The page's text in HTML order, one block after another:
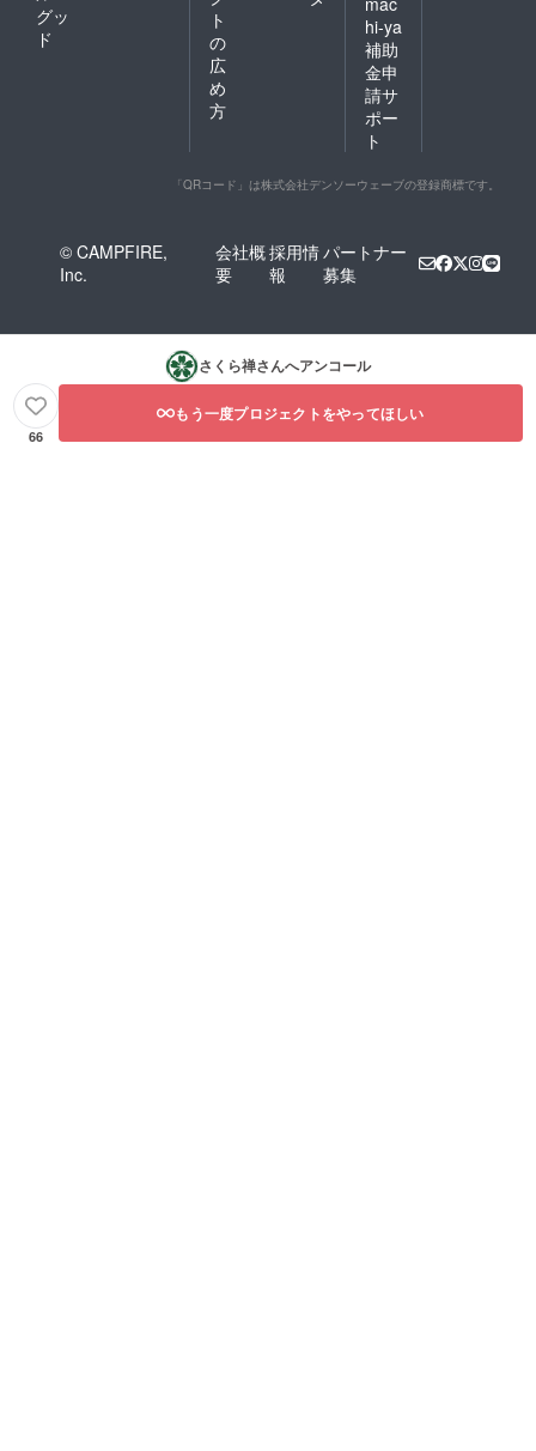
グッ
ド
ト
の
広
め
方
hi-ya
補助
金申
請サ
ポー
ト
「QRコード」は株式会社デンソーウェーブの登録商標です。
© CAMPFIRE,
Inc.
会社概
要
採用情
報
パートナー
募集
さくら禅さんへアンコール
66
もう一度プロジェクトをやってほしい